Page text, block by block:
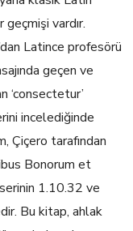
vardır.
Latince profesörü
geçen ve
‘consectetur’
incelediğinde
Çiçero tarafından
Bonorum et
1.10.32 ve
Bu kitap, ahlak